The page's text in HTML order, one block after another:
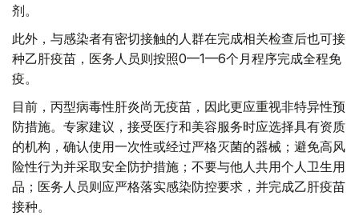
剂。
此外，与感染者有密切接触的人群在完成相关检查后也可接
种乙肝疫苗，医务人员则按照0—1—6个月程序完成全程免
疫。
目前，丙型病毒性肝炎尚无疫苗，因此更应重视非特异性预
防措施。专家建议，接受医疗和美容服务时应选择具有资质
的机构，确认使用一次性或经过严格灭菌的器械；避免高风
险性行为并采取安全防护措施；不要与他人共用个人卫生用
品；医务人员则应严格落实感染防控要求，并完成乙肝疫苗
接种。